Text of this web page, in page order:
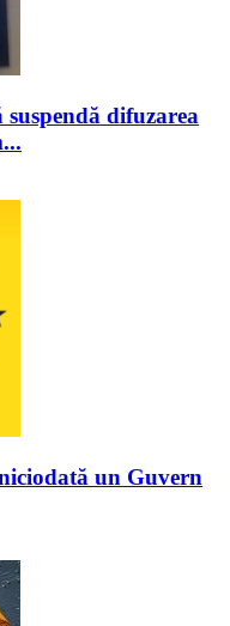
difuzarea
un Guvern